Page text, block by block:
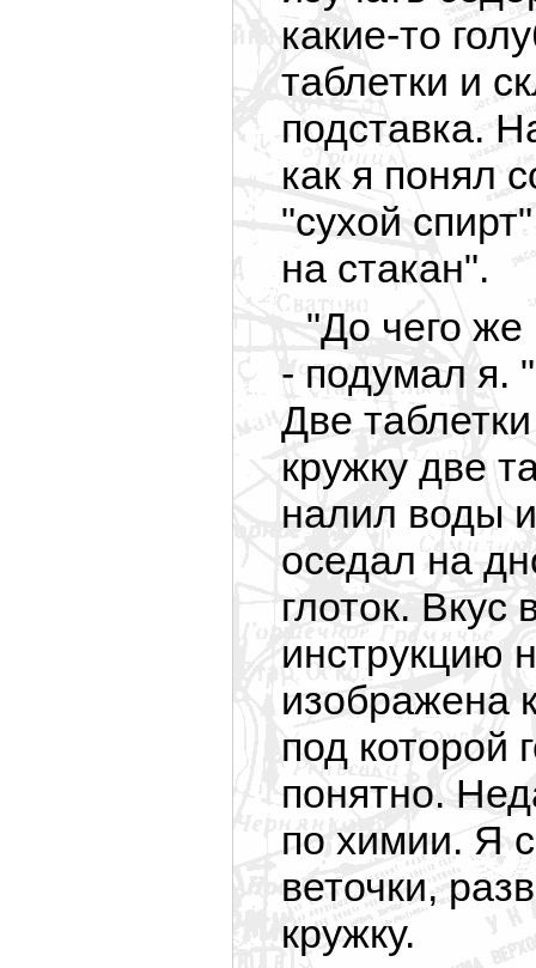
какие-то
таблетки и
подставка.
как я понял
"сухой
на стакан".
"До чего
- подумал я.
Две
кружку две
налил воды
оседал на
глоток.
инструкцию
изображена
под которой
понятно.
по химии. Я
веточки,
кружку.